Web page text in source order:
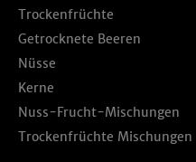
Trockenfrüchte
Getrocknete Beeren
Nüsse
Kerne
Nuss-Frucht-Mischungen
Trockenfrüchte Mischungen